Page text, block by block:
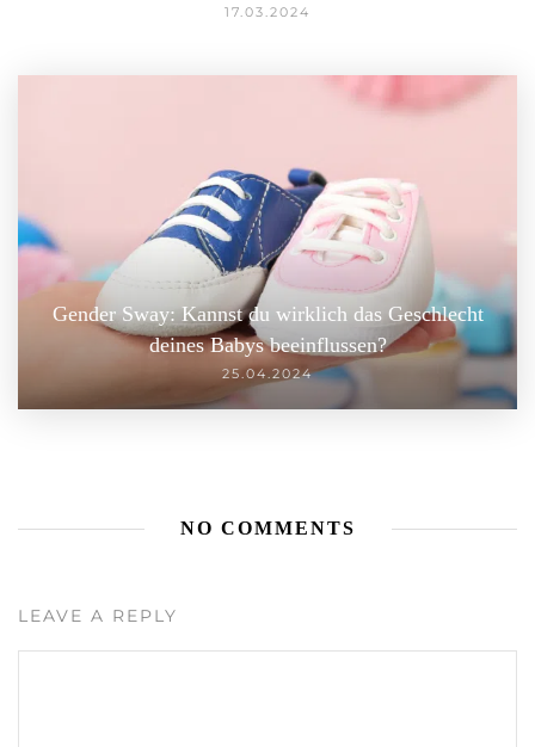
17.03.2024
Gender Sway: Kannst du wirklich das Geschlecht
deines Babys beeinflussen?
25.04.2024
NO COMMENTS
LEAVE A REPLY